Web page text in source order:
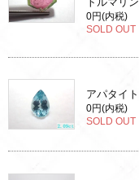
0円(内税)
SOLD OUT
アパタイト
0円(内税)
SOLD OUT